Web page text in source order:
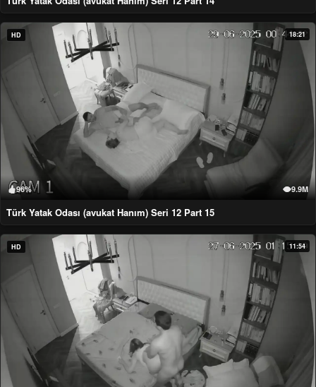
HD 18:21
96% 9.9M
Türk Yatak Odası (avukat Hanım) Seri 12 Part 15
HD 11:54